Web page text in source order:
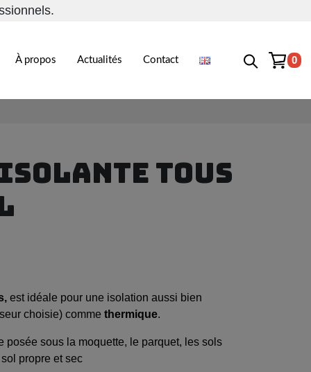
À propos Actualités Contact 0
TOUS
est idéale pour une isolation aussi bien
choisie) commethermique.
posée sous la moquette, le parquet, les sols
propre et sec